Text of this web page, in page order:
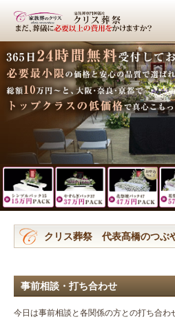
クリス葬祭 代表髙橋のつぶ
事前相談・打ち合わせ
今日は事前相談と各関係の方との打ち合わ